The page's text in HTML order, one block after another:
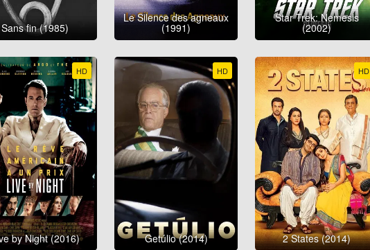
Sans fin (1985)
Le Silence des agneaux
(1991)
Star Trek: Nemesis
(2002)
HD
by Night (2016)
HD
Getúlio (2014)
HD
2 States (2014)